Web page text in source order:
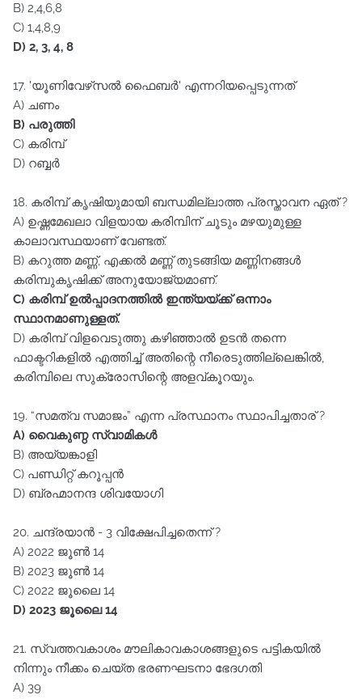
B) 2,4,6,8
C) 1,4,8,9
D) 2, 3, 4, 8
17. 'യൂണിവേഴ്‌സൽ ഫൈബർ' എന്നറിയപ്പെടുന്നത്‌
A) ചണം
B) പരുത്തി
C) കരിമ്പ്‌
D) റബ്ബർ
18. കരിമ്പ്‌ കൃഷിയുമായി ബന്ധമില്ലാത്ത പ്രസ്താവന ഏത്‌ ?
A) ഉഷ്ണമേഖലാ വിളയായ കരിമ്പിന്‌ ചൂടും മഴയുമുള്ള
കാലാവസ്ഥയാണ്‌ വേണ്ടത്‌.
B) കറുത്ത മണ്ണ്‌, എക്കൽ മണ്ണ്‌ തുടങ്ങിയ മണ്ണിനങ്ങൾ
കരിമ്പുകൃഷിക്ക്‌ അനുയോജ്യമാണ്‌.
C) കരിമ്പ്‌ ഉൽപ്പാദനത്തിൽ ഇന്ത്യയ്ക്ക്‌ ഒന്നാം
സ്ഥാനമാണുള്ളത്‌.
D) കരിമ്പ്‌ വിളവെടുത്തു കഴിഞ്ഞാൽ ഉടൻ തന്നെ
ഫാക്ടറികളിൽ എത്തിച്ച്‌ അതിന്റെ നീരെടുത്തില്ലെങ്കിൽ,
കരിമ്പിലെ സുക്രോസിന്റെ അളവ്‌കൂറയും.
19. “സമത്വ സമാജം” എന്ന പ്രസ്ഥാനം സ്ഥാപിച്ചതാര്‌ ?
A) വൈകുണ്ഠ സ്വാമികൾ
B) അയ്യങ്കാളി
C) പണ്ഡിറ്റ്‌ കറൂപ്പൻ
D) ബ്രഹ്മാനന്ദ ശിവയോഗി
20. ചന്ദ്രയാൻ - 3 വിക്ഷേപിച്ചതെന്ന്‌ ?
A) 2022 ജൂൺ 14
B) 2023 ജൂൺ 14
C) 2022 ജൂലൈ 14
D) 2023 ജൂലൈ 14
21. സ്വത്തവകാശം മൗലികാവകാശങ്ങളുടെ പട്ടികയിൽ
നിന്നും നീക്കം ചെയ്ത ഭരണഘടനാ ഭേദഗതി
A) 39